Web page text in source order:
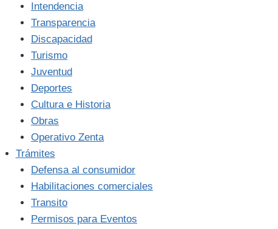
Intendencia
Transparencia
Discapacidad
Turismo
Juventud
Deportes
Cultura e Historia
Obras
Operativo Zenta
Trámites
Defensa al consumidor
Habilitaciones comerciales
Transito
Permisos para Eventos